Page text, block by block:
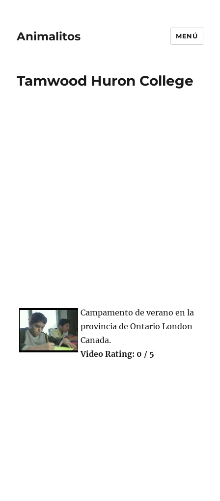
Animalitos MENÚ
Tamwood Huron College
Campamento de verano en la
provincia de Ontario London
Canada.
Video Rating: 0 / 5